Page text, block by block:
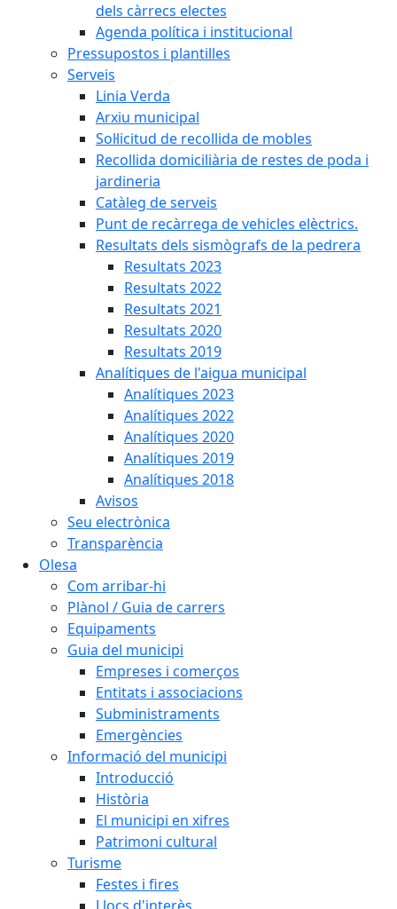
dels càrrecs electes
Agenda política i institucional
Pressupostos i plantilles
Serveis
Linia Verda
Arxiu municipal
Sol·licitud de recollida de mobles
Recollida domiciliària de restes de poda i
jardineria
Catàleg de serveis
Punt de recàrrega de vehicles elèctrics.
Resultats dels sismògrafs de la pedrera
Resultats 2023
Resultats 2022
Resultats 2021
Resultats 2020
Resultats 2019
Analítiques de l'aigua municipal
Analítiques 2023
Analítiques 2022
Analítiques 2020
Analítiques 2019
Analítiques 2018
Avisos
Seu electrònica
Transparència
Olesa
Com arribar-hi
Plànol / Guia de carrers
Equipaments
Guia del municipi
Empreses i comerços
Entitats i associacions
Subministraments
Emergències
Informació del municipi
Introducció
Història
El municipi en xifres
Patrimoni cultural
Turisme
Festes i fires